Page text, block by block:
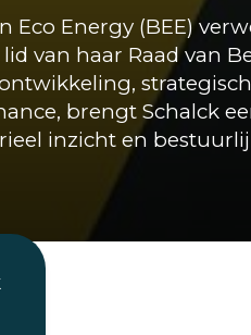
Eco Energy (BEE)
van haar Raad van
brengt Schalck
inzicht en